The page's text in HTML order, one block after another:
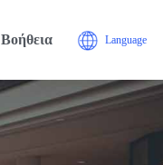
Βοήθεια Language